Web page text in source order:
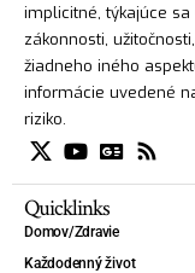
implicitné, týkajúce
zákonnosti,
žiadneho iného
informácie uvedené
riziko.
Quicklinks
Domov/Zdravie
Každodenný život